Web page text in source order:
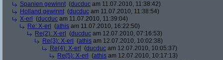
Spanien gewinnt (ducduc am 11.07.2010, 11:38:42)
Holland gewinnt (ducduc am 11.07.2010, 11:38:54)
X-erl
(ducduc am 11.07.2010, 11:39:04)
Re: X-erl
(athis am 11.07.2010, 16:22:50)
Re(2): X-erl
(ducduc am 12.07.2010, 07:16:53)
Re(3): X-erl
(athis am 12.07.2010, 10:02:38)
Re(4): X-erl
(ducduc am 12.07.2010, 10:05:37)
Re(5): X-erl
(athis am 12.07.2010, 10:17:13)